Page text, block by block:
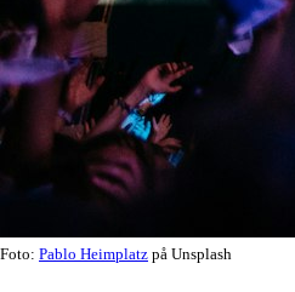
Foto: Pablo Heimplatz på Unsplash